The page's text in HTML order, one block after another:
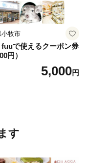
小牧市
で使えるクーポン券
円）
5,000円
す